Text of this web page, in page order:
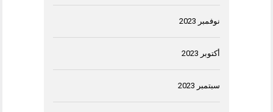
نوفمبر 2023
أكتوبر 2023
سبتمبر 2023